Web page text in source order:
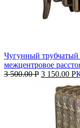
Чугунный трубчатый
межцентровое
3 500.00Р 3 150.00 Р